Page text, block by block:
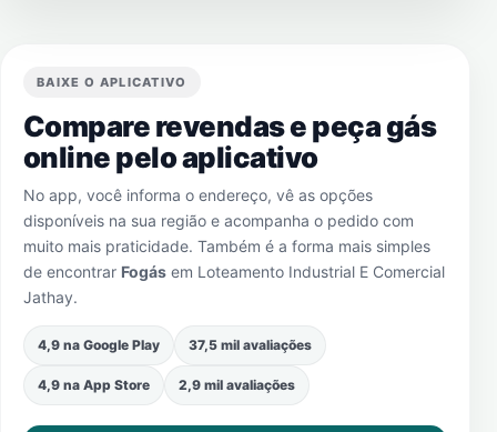
BAIXE O APLICATIVO
Compare revendas e peça gás
online pelo aplicativo
No app, você informa o endereço, vê as opções
disponíveis na sua região e acompanha o pedido com
muito mais praticidade. Também é a forma mais simples
de encontrar Fogás em Loteamento Industrial E Comercial
Jathay.
4,9 na Google Play 37,5 mil avaliações
4,9 na App Store 2,9 mil avaliações